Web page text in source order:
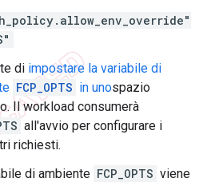
di impostare la variabile di
FCP_OPTS in unospazio
Il workload consumerà
all'avvio per configurare i
richiesti.
di ambiente FCP_OPTS viene